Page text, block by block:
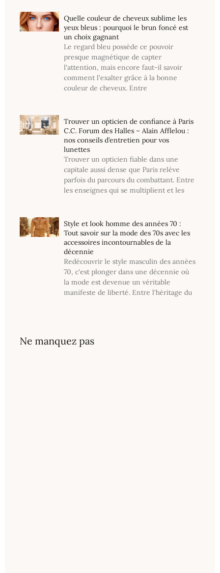
Quelle couleur de cheveux sublime les
yeux bleus : pourquoi le brun foncé est
un choix gagnant
Le regard bleu possède ce pouvoir
presque magnétique de capter
l'attention, mais encore faut-il savoir
comment l'exalter grâce à la bonne
couleur de cheveux. Entre
Trouver un opticien de confiance à Paris
C.C. Forum des Halles – Alain Afflelou :
nos conseils d’entretien pour vos
lunettes
Trouver un opticien fiable dans une
capitale aussi dense que Paris relève
parfois du parcours du combattant. Entre
les enseignes qui se multiplient et les
Style et look homme des années 70 :
Tout savoir sur la mode des 70s avec les
accessoires incontournables de la
décennie
Redécouvrir le style masculin des années
70, c'est plonger dans une décennie où
la mode est devenue un véritable
manifeste de liberté. Entre l'héritage du
Ne manquez pas